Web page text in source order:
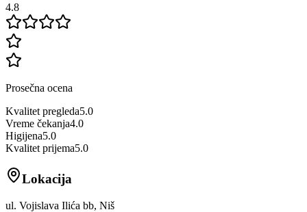
4.8
Prosečna ocena
Kvalitet pregleda5.0
Vreme čekanja4.0
Higijena5.0
Kvalitet prijema5.0
Lokacija
ul. Vojislava Ilića bb, Niš